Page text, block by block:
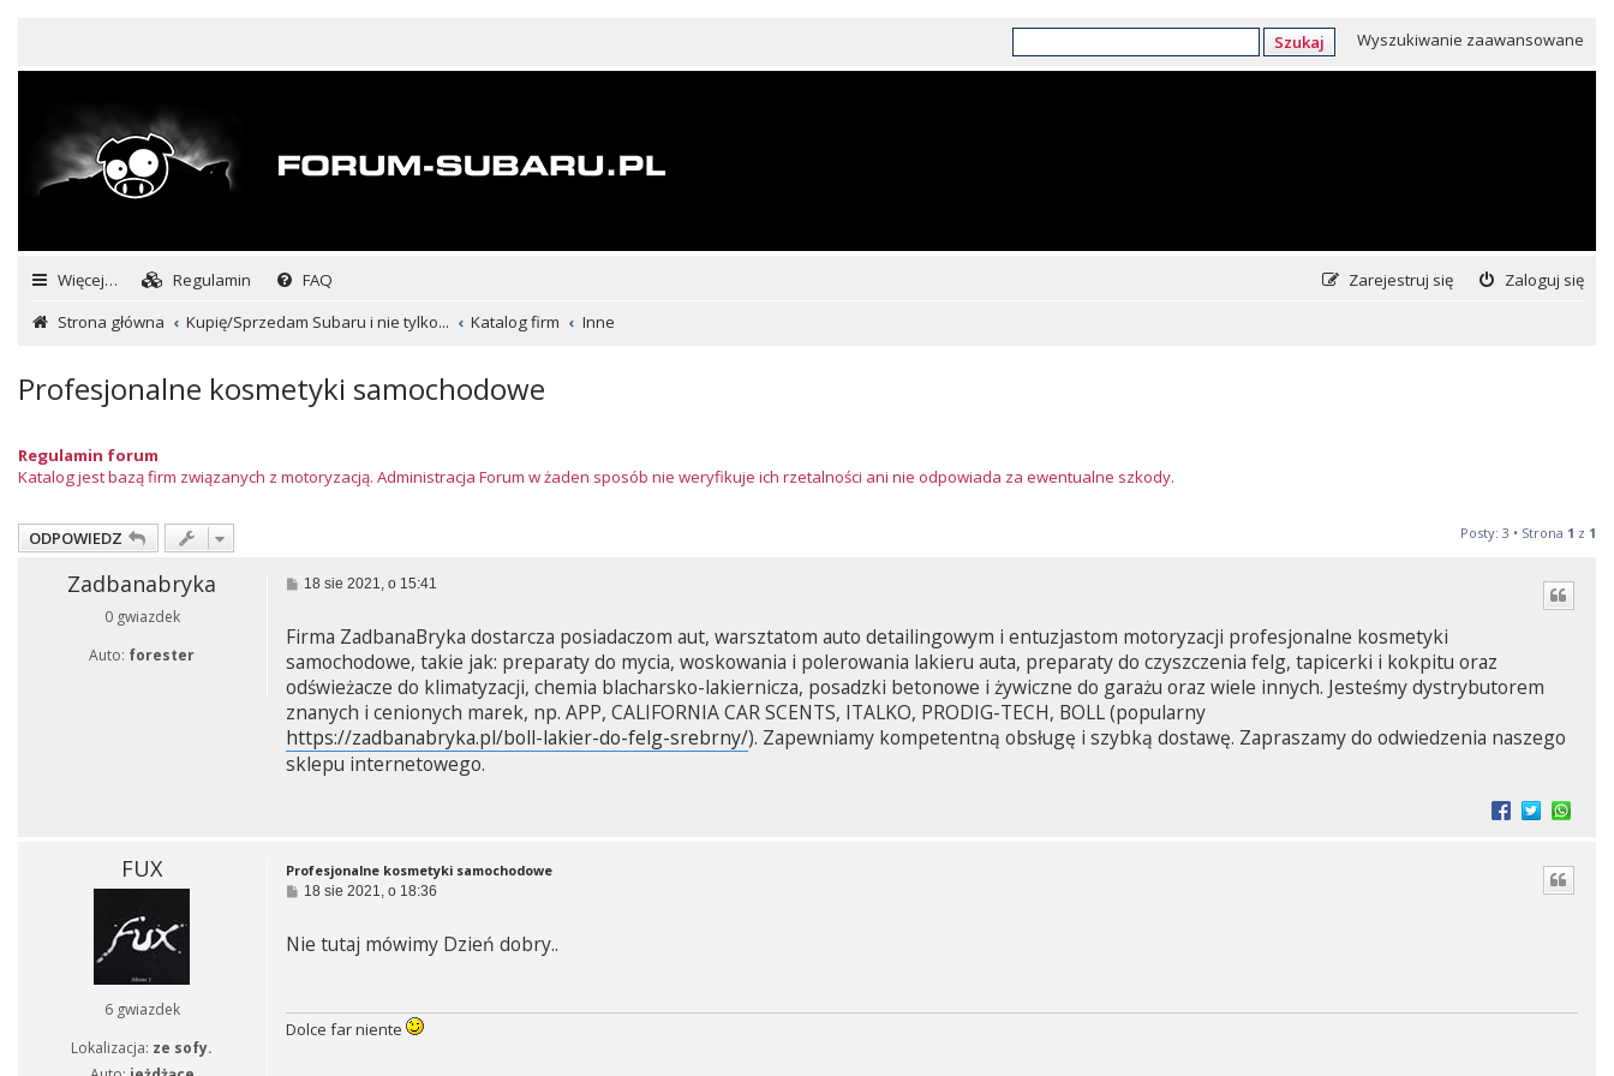
Szukaj Wyszukiwanie zaawansowane
Więcej… Regulamin FAQ Zaloguj się
Zarejestruj się
Strona główna
Kupię/Sprzedam Subaru i nie tylko... Katalog firm Inne
Profesjonalne kosmetyki samochodowe
Regulamin forum
Katalog jest bazą firm związanych z motoryzacją. Administracja Forum w żaden sposób nie weryfikuje ich rzetalności ani nie odpowiada za ewentualne szkody.
ODPOWIEDZ Posty: 3 • Strona 1 z 1
Zadbanabryka
0 gwiazdek
Auto: forester
P
t
18 sie 2021, o 15:41
Firma ZadbanaBryka dostarcza posiadaczom aut, warsztatom auto detailingowym i entuzjastom motoryzacji profesjonalne kosmetyki
samochodowe, takie jak: preparaty do mycia, woskowania i polerowania lakieru auta, preparaty do czyszczenia felg, tapicerki i kokpitu oraz
odświeżacze do klimatyzacji, chemia blacharsko-lakiernicza, posadzki betonowe i żywiczne do garażu oraz wiele innych. Jesteśmy dystrybutorem
znanych i cenionych marek, np. APP, CALIFORNIA CAR SCENTS, ITALKO, PRODIG-TECH, BOLL (popularny
https://zadbanabryka.pl/boll-lakier-do-felg-srebrny/). Zapewniamy kompetentną obsługę i szybką dostawę. Zapraszamy do odwiedzenia naszego
sklepu internetowego.
FUX
6 gwiazdek
Lokalizacja: ze sofy.
Profesjonalne kosmetyki samochodowe
P
t
18 sie 2021, o 18:36
Nie tutaj mówimy Dzień dobry..
Dolce far niente